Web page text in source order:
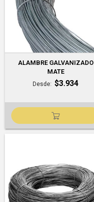
ALAMBRE GALVANIZADO
MATE
Desde $3.934